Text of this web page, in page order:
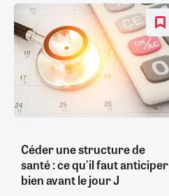
Céder une structure de
santé : ce qu'il faut anticiper
bien avant le jour J